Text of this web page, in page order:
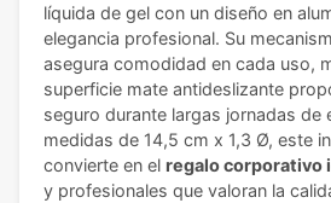
líquida de gel con un diseño en
elegancia profesional. Su
asegura comodidad en cada uso,
superficie mate antideslizante
seguro durante largas jornadas de
medidas de 14,5 cm x 1,3 Ø, este
convierte en el regalo corporativo
y profesionales que valoran la